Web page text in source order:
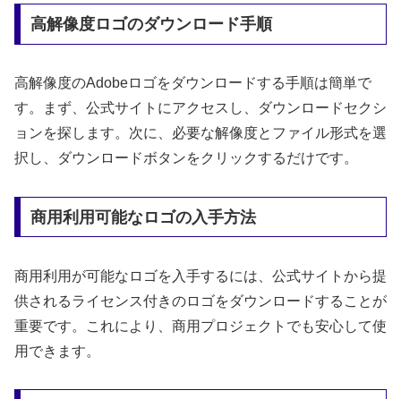
高解像度ロゴのダウンロード手順
高解像度のAdobeロゴをダウンロードする手順は簡単で
す。まず、公式サイトにアクセスし、ダウンロードセクシ
ョンを探します。次に、必要な解像度とファイル形式を選
択し、ダウンロードボタンをクリックするだけです。
商用利用可能なロゴの入手方法
商用利用が可能なロゴを入手するには、公式サイトから提
供されるライセンス付きのロゴをダウンロードすることが
重要です。これにより、商用プロジェクトでも安心して使
用できます。